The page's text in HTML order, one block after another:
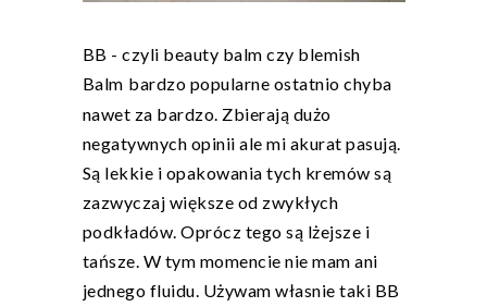
BB - czyli beauty balm czy blemish
Balm bardzo popularne ostatnio chyba
nawet za bardzo. Zbierają dużo
negatywnych opinii ale mi akurat pasują.
Są lekkie i opakowania tych kremów są
zazwyczaj większe od zwykłych
podkładów. Oprócz tego są lżejsze i
tańsze. W tym momencie nie mam ani
jednego fluidu. Używam własnie taki BB